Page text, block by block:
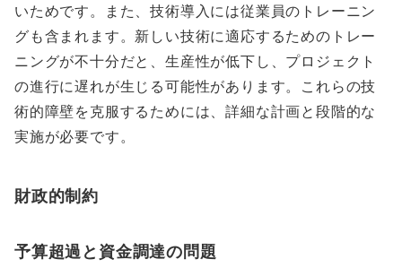
いためです。また、技術導入には従業員のトレーニン
グも含まれます。新しい技術に適応するためのトレー
ニングが不十分だと、生産性が低下し、プロジェクト
の進行に遅れが生じる可能性があります。これらの技
術的障壁を克服するためには、詳細な計画と段階的な
実施が必要です。
財政的制約
予算超過と資金調達の問題